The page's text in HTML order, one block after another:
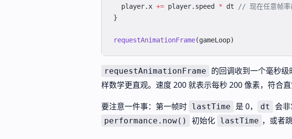
  player.x
+= player.speed * dt
// 现在任意帧率
}
requestAnimationFrame(gameLoop)
requestAnimationFrame
的回调收到一个毫秒
样数学更直观。速度 200 就表示每秒 200 像素，符合直
要注意一件事：第一帧时 lastTime 是 0， dt 会
performance.now() 初始化 lastTime ，或者